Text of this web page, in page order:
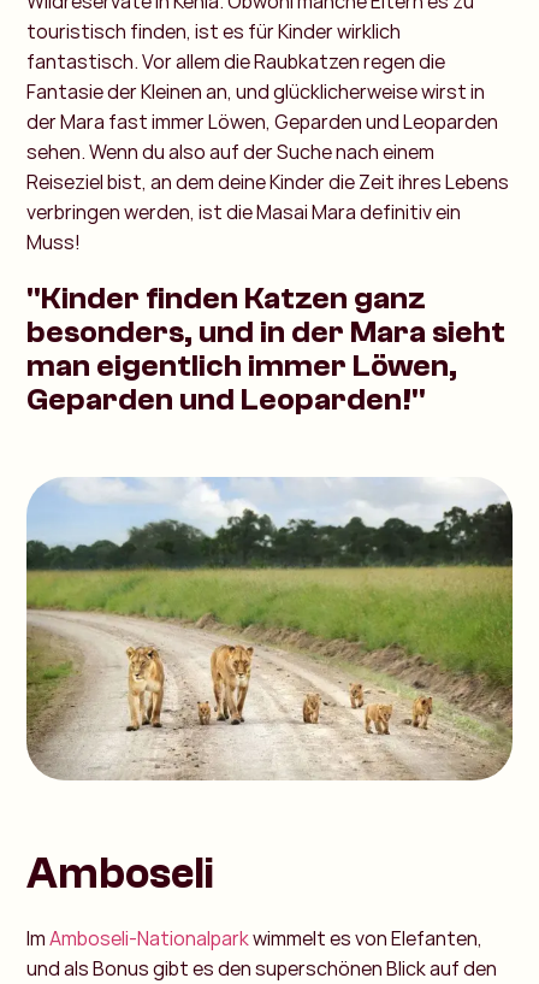
touristisch finden, ist es für Kinder wirklich
fantastisch. Vor allem die Raubkatzen regen die
Fantasie der Kleinen an, und glücklicherweise wirst in
der Mara fast immer Löwen, Geparden und Leoparden
sehen. Wenn du also auf der Suche nach einem
Reiseziel bist, an dem deine Kinder die Zeit ihres Lebens
verbringen werden, ist die Masai Mara definitiv ein
Muss!
"Kinder finden Katzen ganz
besonders, und in der Mara sieht
man eigentlich immer Löwen,
Geparden und Leoparden!"
Amboseli
ImAmboseli-Nationalparkwimmelt es von Elefanten,
und als Bonus gibt es den superschönen Blick auf den